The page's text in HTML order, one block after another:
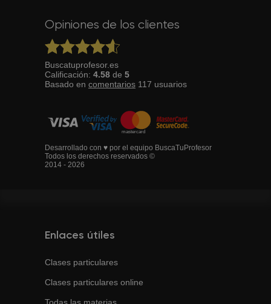
Opiniones de los clientes
Buscatuprofesor.es
Calificación: 4.58 de 5
Basado en comentarios 117 usuarios
Desarrollado con ♥ por el equipo BuscaTuProfesor
Todos los derechos reservados ©
2014 - 2026
Enlaces útiles
Clases particulares
Clases particulares online